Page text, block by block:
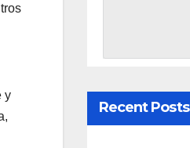
y
Recent Posts